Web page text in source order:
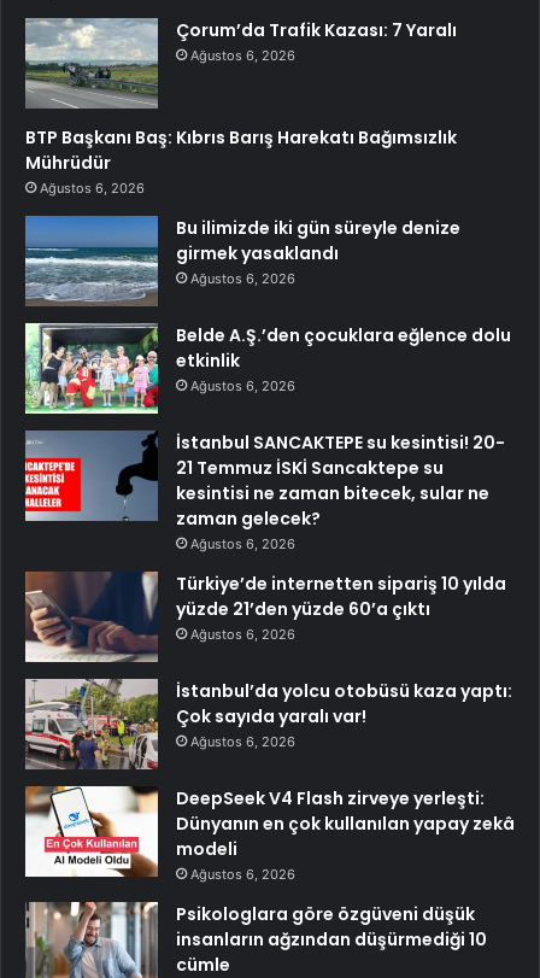
Çorum’da Trafik Kazası: 7 Yaralı
Ağustos 6, 2026
BTP Başkanı Baş: Kıbrıs Barış Harekatı Bağımsızlık
Mührüdür
Ağustos 6, 2026
Bu ilimizde iki gün süreyle denize
girmek yasaklandı
Ağustos 6, 2026
Belde A.Ş.’den çocuklara eğlence dolu
etkinlik
Ağustos 6, 2026
İstanbul SANCAKTEPE su kesintisi! 20-
21 Temmuz İSKİ Sancaktepe su
kesintisi ne zaman bitecek, sular ne
zaman gelecek?
Ağustos 6, 2026
Türkiye’de internetten sipariş 10 yılda
yüzde 21’den yüzde 60’a çıktı
Ağustos 6, 2026
İstanbul’da yolcu otobüsü kaza yaptı:
Çok sayıda yaralı var!
Ağustos 6, 2026
DeepSeek V4 Flash zirveye yerleşti:
Dünyanın en çok kullanılan yapay zekâ
modeli
Ağustos 6, 2026
Psikologlara göre özgüveni düşük
insanların ağzından düşürmediği 10
cümle